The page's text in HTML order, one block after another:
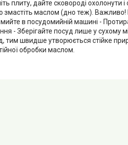
плиту, дайте сковороді охолонути і
змастіть маслом (дно теж).
в посудомийній машині -
- Зберігайте посуд лише у сухому
тим швидше утворюється стійке
обробки маслом.